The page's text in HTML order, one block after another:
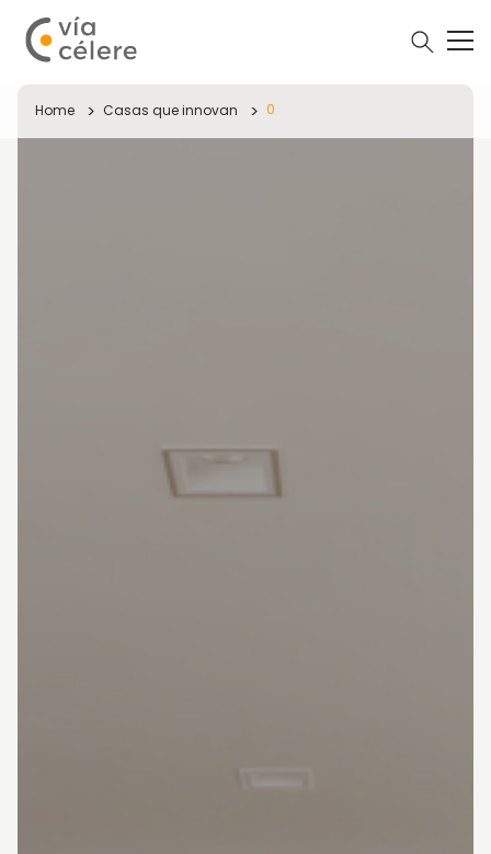
Home Casas que innovan 0